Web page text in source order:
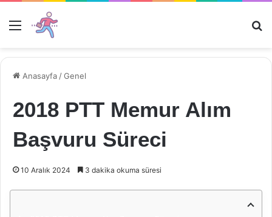
Menü
Anasayfa /Genel
2018 PTT Memur Alım
Başvuru Süreci
10 Aralık 2024 3 dakika okuma süresi